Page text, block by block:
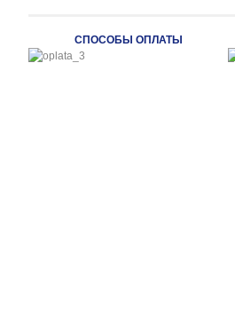
СПОСОБЫ ОПЛАТЫ